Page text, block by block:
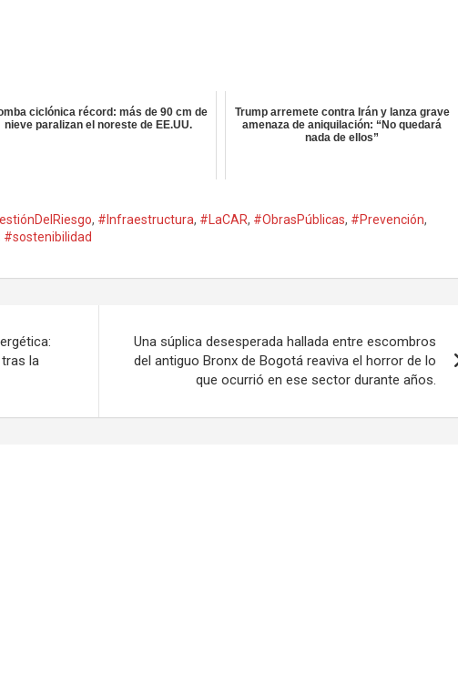
ciclónica récord: más de 90 cm de
nieve paralizan el noreste de EE.UU.
Trump arremete contra Irán y lanza grave
amenaza de aniquilación: “No quedará
nada de ellos”
, #Infraestructura, #LaCAR, #ObrasPúblicas, #Prevención,
#sostenibilidad
tras la
Una súplica desesperada hallada entre escombros
del antiguo Bronx de Bogotá reaviva el horror de lo
que ocurrió en ese sector durante años.